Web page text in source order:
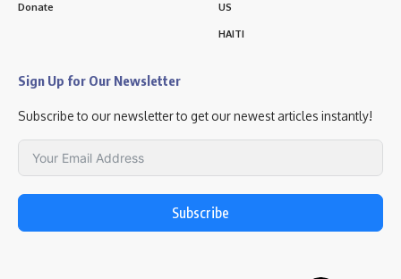
Donate US
HAITI
Sign Up for Our Newsletter
Subscribe to our newsletter to get our newest articles instantly!
Subscribe